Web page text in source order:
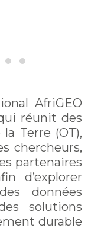
AfriGEO
réunit des
Terre (OT),
chercheurs,
partenaires
d’explorer
données
solutions
durable